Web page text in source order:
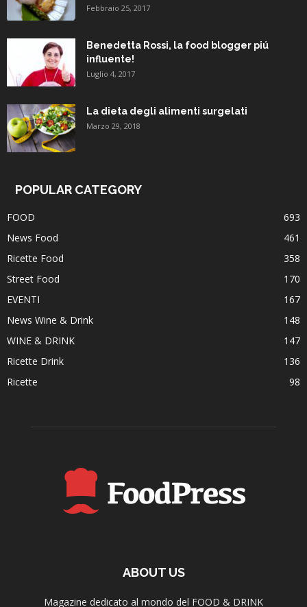
Febbraio 25, 2017
Benedetta Rossi, la food blogger piú
influente!
Luglio 4, 2017
La dieta degli alimenti surgelati
Marzo 29, 2018
POPULAR CATEGORY
FOOD
693
News Food
461
Ricette Food
358
Street Food
170
EVENTI
167
News Wine & Drink
148
WINE & DRINK
147
Ricette Drink
136
Ricette
98
ABOUT US
Magazine dedicato al mondo del FOOD & DRINK